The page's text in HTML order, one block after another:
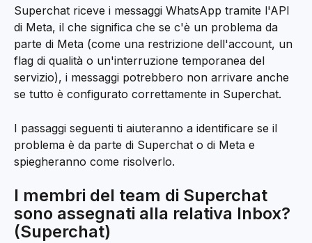
Superchat riceve i messaggi WhatsApp tramite l'API
di Meta, il che significa che se c'è un problema da
parte di Meta (come una restrizione dell'account, un
flag di qualità o un'interruzione temporanea del
servizio), i messaggi potrebbero non arrivare anche
se tutto è configurato correttamente in Superchat.
I passaggi seguenti ti aiuteranno a identificare se il
problema è da parte di Superchat o di Meta e
spiegheranno come risolverlo.
I membri del team di Superchat
sono assegnati alla relativa Inbox?
(Superchat)